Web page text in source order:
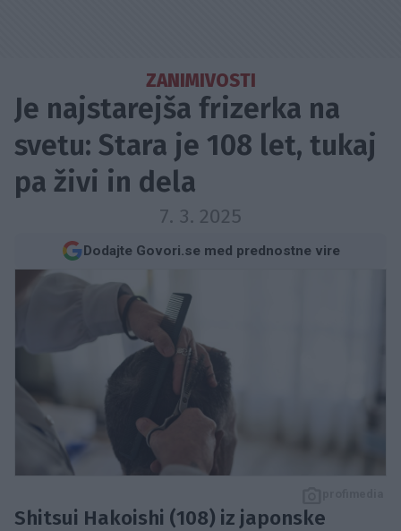
ZANIMIVOSTI
Je najstarejša frizerka na
svetu: Stara je 108 let, tukaj
pa živi in ​​dela
7. 3. 2025
Dodajte Govori.se med prednostne vire
Shitsui Hakoishi (108) iz japonske